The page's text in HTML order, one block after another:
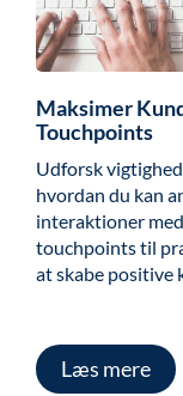
Maksimer
Touchpoints
Udforsk
hvordan du kan
interaktioner
touchpoints til
at skabe positive
Læs mere